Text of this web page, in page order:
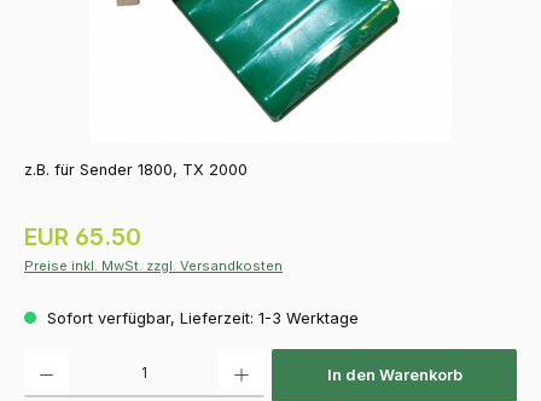
z.B. für Sender 1800, TX 2000
Regulärer Preis:
EUR 65.50
Preise inkl. MwSt. zzgl. Versandkosten
Sofort verfügbar, Lieferzeit: 1-3 Werktage
In den Warenkorb